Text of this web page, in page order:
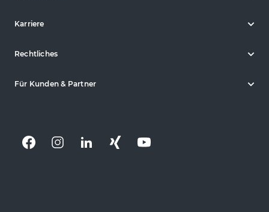
Karriere
Rechtliches
Für Kunden & Partner